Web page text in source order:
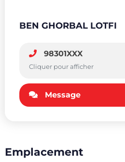
BEN GHORBAL LOTFI
98301XXX
Cliquer pour afficher
Message
Emplacement